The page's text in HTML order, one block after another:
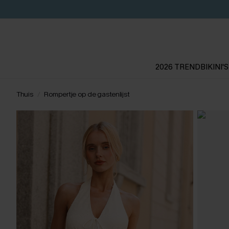
2026 TRENDBIKINI'S
Thuis Rompertje op de gastenlijst